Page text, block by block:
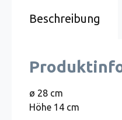
Beschreibung
ø 28 cm
Höhe 14 cm